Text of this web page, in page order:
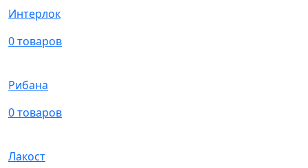
Интерлок
0 товаров
Рибана
0 товаров
Лакост